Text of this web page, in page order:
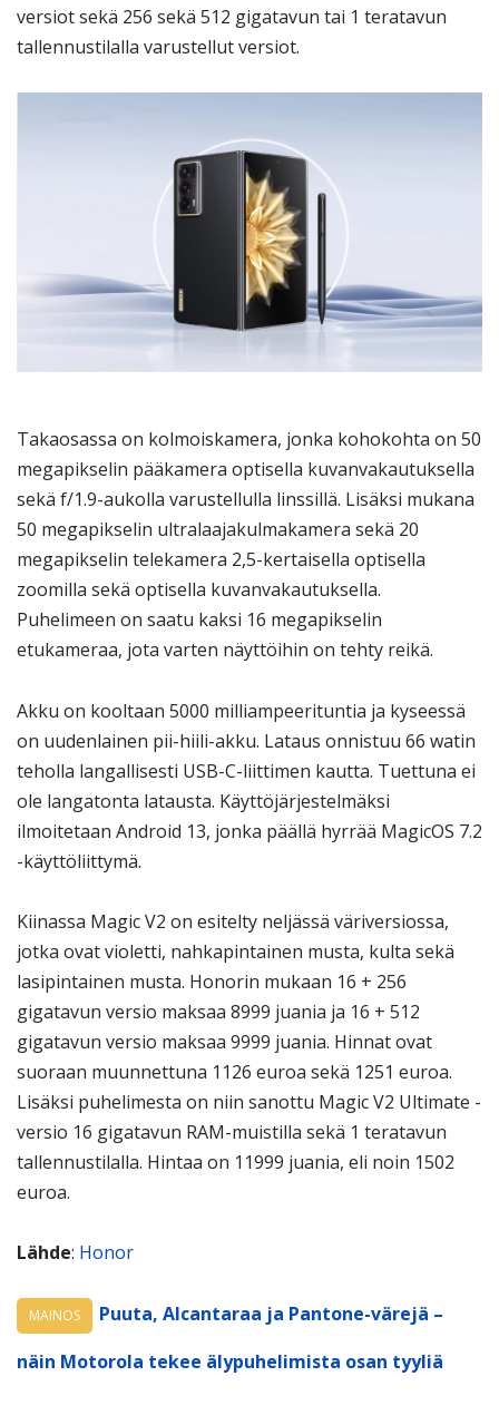
versiot sekä 256 sekä 512 gigatavun tai 1 teratavun
tallennustilalla varustellut versiot.
Takaosassa on kolmoiskamera, jonka kohokohta on 50
megapikselin pääkamera optisella kuvanvakautuksella
sekä f/1.9-aukolla varustellulla linssillä. Lisäksi mukana
50 megapikselin ultralaajakulmakamera sekä 20
megapikselin telekamera 2,5-kertaisella optisella
zoomilla sekä optisella kuvanvakautuksella.
Puhelimeen on saatu kaksi 16 megapikselin
etukameraa, jota varten näyttöihin on tehty reikä.
Akku on kooltaan 5000 milliampeerituntia ja kyseessä
on uudenlainen pii-hiili-akku. Lataus onnistuu 66 watin
teholla langallisesti USB-C-liittimen kautta. Tuettuna ei
ole langatonta latausta. Käyttöjärjestelmäksi
ilmoitetaan Android 13, jonka päällä hyrrää MagicOS 7.2
-käyttöliittymä.
Kiinassa Magic V2 on esitelty neljässä väriversiossa,
jotka ovat violetti, nahkapintainen musta, kulta sekä
lasipintainen musta. Honorin mukaan 16 + 256
gigatavun versio maksaa 8999 juania ja 16 + 512
gigatavun versio maksaa 9999 juania. Hinnat ovat
suoraan muunnettuna 1126 euroa sekä 1251 euroa.
Lisäksi puhelimesta on niin sanottu Magic V2 Ultimate -
versio 16 gigatavun RAM-muistilla sekä 1 teratavun
tallennustilalla. Hintaa on 11999 juania, eli noin 1502
euroa.
Lähde: Honor
MAINOS
Puuta, Alcantaraa ja Pantone-värejä –
näin Motorola tekee älypuhelimista osan tyyliä